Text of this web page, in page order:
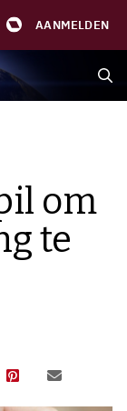
AANMELDEN
om
te